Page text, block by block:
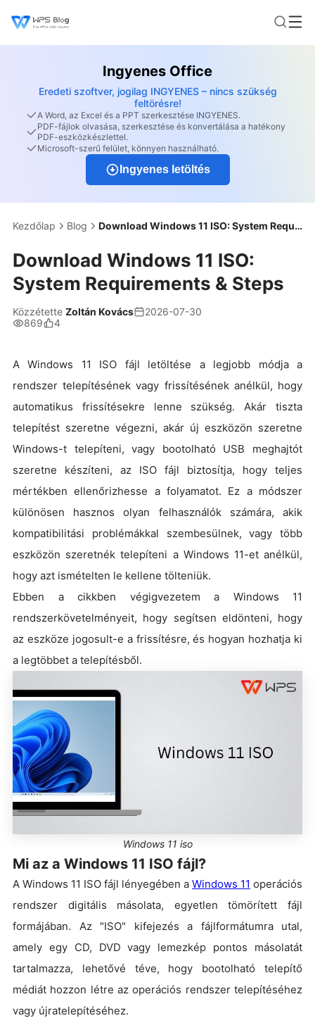
Ingyenes Office
Eredeti szoftver, jogilag INGYENES – nincs szükség
feltörésre!
A Word, az Excel és a PPT szerkesztése INGYENES.
PDF-fájlok olvasása, szerkesztése és konvertálása a hatékony
PDF-eszközkészlettel.
Microsoft-szerű felület, könnyen használható.
Ingyenes letöltés
Kezdőlap Blog Download Windows 11 ISO: System Requirements & Steps
Download Windows 11 ISO:
System Requirements & Steps
Közzétette Zoltán Kovács
2026-07-30
869
4
A Windows 11 ISO fájl letöltése a legjobb módja a
rendszer telepítésének vagy frissítésének anélkül, hogy
automatikus frissítésekre lenne szükség. Akár tiszta
telepítést szeretne végezni, akár új eszközön szeretne
Windows-t telepíteni, vagy bootolható USB meghajtót
szeretne készíteni, az ISO fájl biztosítja, hogy teljes
mértékben ellenőrizhesse a folyamatot. Ez a módszer
különösen hasznos olyan felhasználók számára, akik
kompatibilitási problémákkal szembesülnek, vagy több
eszközön szeretnék telepíteni a Windows 11-et anélkül,
hogy azt ismételten le kellene tölteniük.
Ebben a cikkben végigvezetem a Windows 11
rendszerkövetelményeit, hogy segítsen eldönteni, hogy
az eszköze jogosult-e a frissítésre, és hogyan hozhatja ki
a legtöbbet a telepítésből.
Windows 11 iso
Mi az a Windows 11 ISO fájl?
A Windows 11 ISO fájl lényegében a Windows 11 operációs
rendszer digitális másolata, egyetlen tömörített fájl
formájában. Az "ISO" kifejezés a fájlformátumra utal,
amely egy CD, DVD vagy lemezkép pontos másolatát
tartalmazza, lehetővé téve, hogy bootolható telepítő
médiát hozzon létre az operációs rendszer telepítéséhez
vagy újratelepítéséhez.